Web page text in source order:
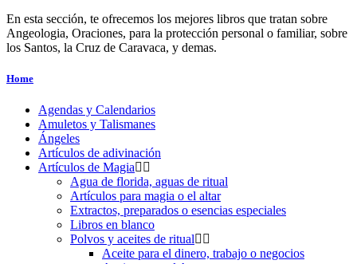
En esta sección, te ofrecemos los mejores libros que tratan sobre
Angeologia, Oraciones, para la protección personal o familiar, sobre
los Santos, la Cruz de Caravaca, y demas.
Home
Agendas y Calendarios
Amuletos y Talismanes
Ángeles
Artículos de adivinación
Artículos de Magia
Agua de florida, aguas de ritual
Artículos para magia o el altar
Extractos, preparados o esencias especiales
Libros en blanco
Polvos y aceites de ritual
Aceite para el dinero, trabajo o negocios